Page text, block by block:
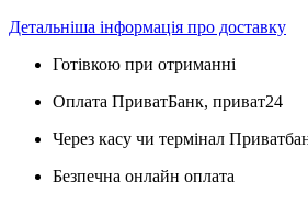
Детальніша інформація про доставку
Готівкою при отриманні
Оплата ПриватБанк, приват24
Через касу чи термінал
Безпечна онлайн оплата